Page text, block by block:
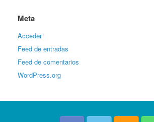
Meta
Acceder
Feed de entradas
Feed de comentarios
WordPress.org